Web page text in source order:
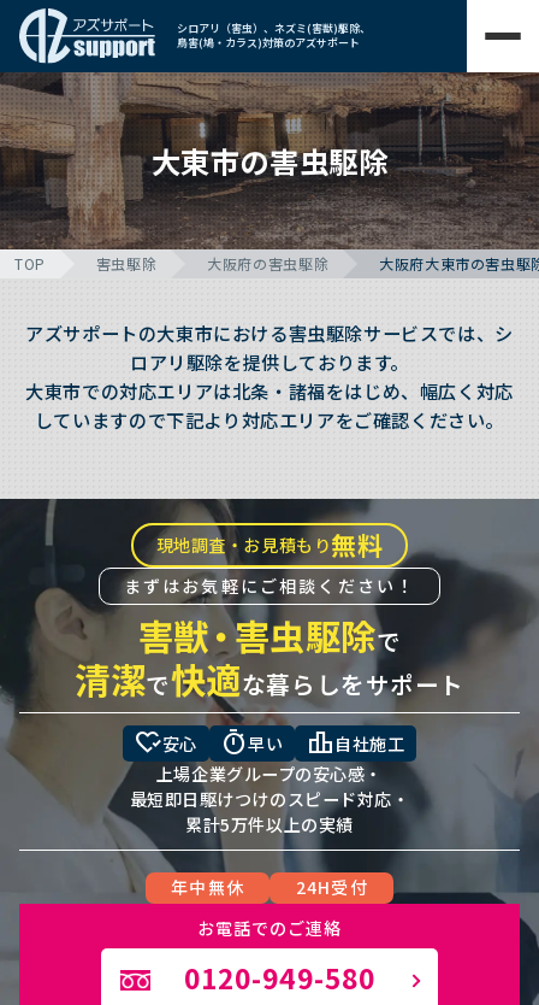
シロアリ（害虫）、ネズミ(害獣)駆除、
鳥害(鳩・カラス)対策のアズサポート
大東市の害虫駆除
TOP 害虫駆除 大阪府の害虫駆除 大阪府大東市の害虫駆
アズサポートの大東市における害虫駆除サービスでは、シ
ロアリ駆除を提供しております。
大東市での対応エリアは北条・諸福をはじめ、幅広く対応
していますので下記より対応エリアをご確認ください。
現地調査・お見積もり無料
まずはお気軽にご相談ください！
害獣・害虫駆除で
清潔で快適な暮らしをサポート
heart_check安心 timer早い leaderboard 自社施工
上場企業グループの安心感・
最短即日駆けつけのスピード対応・
累計5万件以上の実績
年中無休
24H受付
お電話でのご連絡
0120-949-580